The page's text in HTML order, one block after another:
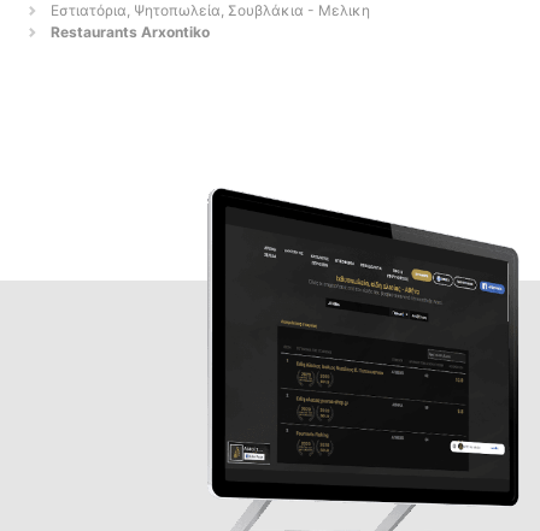
Εστιατόρια, Ψητοπωλεία, Σουβλάκια - Μελικη
Restaurants Arxontiko